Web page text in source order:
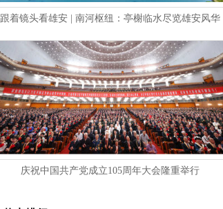
跟着镜头看雄安 | 南河枢纽：亭榭临水尽览雄安风华
庆祝中国共产党成立105周年大会隆重举行